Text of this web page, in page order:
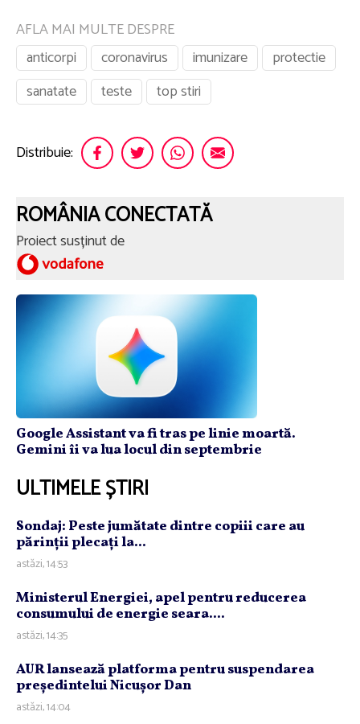
AFLA MAI MULTE DESPRE
anticorpi
coronavirus imunizare
protectie
sanatate
teste top stiri
Distribuie:
ROMÂNIA CONECTATĂ
Proiect susținut de
Google Assistant va fi tras pe linie moartă.
Gemini îi va lua locul din septembrie
ULTIMELE ȘTIRI
Sondaj: Peste jumătate dintre copiii care au
părinţii plecaţi la...
astăzi, 14:53
Ministerul Energiei, apel pentru reducerea
consumului de energie seara....
astăzi, 14:35
AUR lansează platforma pentru suspendarea
preşedintelui Nicuşor Dan
astăzi, 14:04